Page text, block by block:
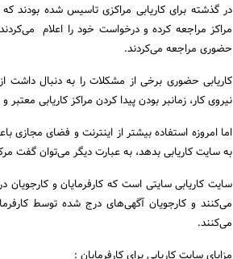
در گذشته برای کاریابی مراکزی تاسیس شده بودند
مراکز مراجعه کرده و درخواست خود را اعلام
حضوری مراجعه می‌کردند.
کاریابی حضوری برخی از مشکلات را به دنبال داشت
نیروی کار، زمانبر بودن پیدا کردن مراکز کاریابی معتبر
اما امروزه استفاده بیشتر از اینترنت و فضای
به سایت کاریابی بدهد، به عبارت دیگر می‌توان گفت
سایت کاریابی سایتی است که کارفرمایان و کارجویان
می‌کنند و کارجویان آگهی‌های درج شده توسط
می‌کنند.